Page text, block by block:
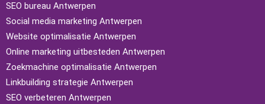
SEO bureau Antwerpen
Social media marketing Antwerpen
Website optimalisatie Antwerpen
Online marketing uitbesteden Antwerpen
Zoekmachine optimalisatie Antwerpen
Linkbuilding strategie Antwerpen
SEO verbeteren Antwerpen